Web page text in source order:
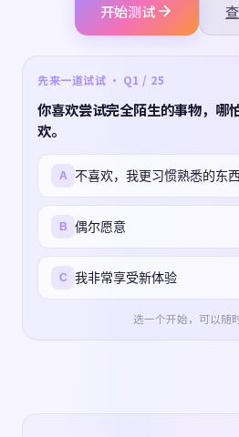
开始测试
先来一道试试 · Q1 / 25
你喜欢尝试完全陌生的事物，哪
欢。
A 不喜欢，我更习惯熟悉的东
B 偶尔愿意
C 我非常享受新体验
选一个开始，可以随